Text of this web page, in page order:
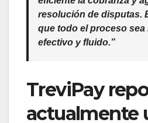
resolución de disputas.
que todo el proceso sea
efectivo y fluido.”
TreviPay
actualmente